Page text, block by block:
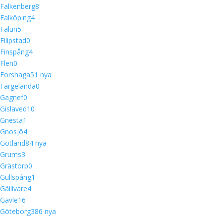
Falkenberg8
Falköping4
Falun5
Filipstad0
Finspång4
Flen0
Forshaga51 nya
Färgelanda0
Gagnef0
Gislaved10
Gnesta1
Gnosjö4
Gotland84 nya
Grums3
Grästorp0
Gullspång1
Gällivare4
Gävle16
Göteborg386 nya